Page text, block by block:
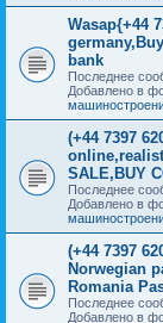
Wasap{+44
bank
Последнее
Добавлено в
(+44 7397
SALE,BUY
Последнее
Добавлено в
(+44 7397
Norwegian
Romania
Последнее
Добавлено в